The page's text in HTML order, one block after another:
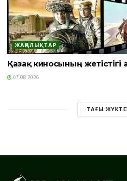
ЖАҢАЛЫҚТАР
Қазақ киносының жетістігі
07.08.2026
ТАҒЫ